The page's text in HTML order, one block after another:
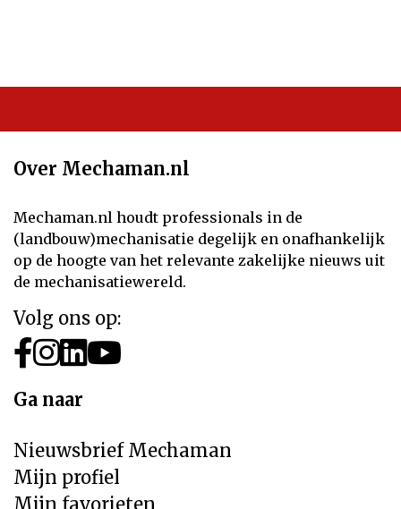
Over Mechaman.nl
Mechaman.nl houdt professionals in de
(landbouw)mechanisatie degelijk en onafhankelijk
op de hoogte van het relevante zakelijke nieuws uit
de mechanisatiewereld.
Volg ons op:
Ga naar
Nieuwsbrief Mechaman
Mijn profiel
Mijn favorieten